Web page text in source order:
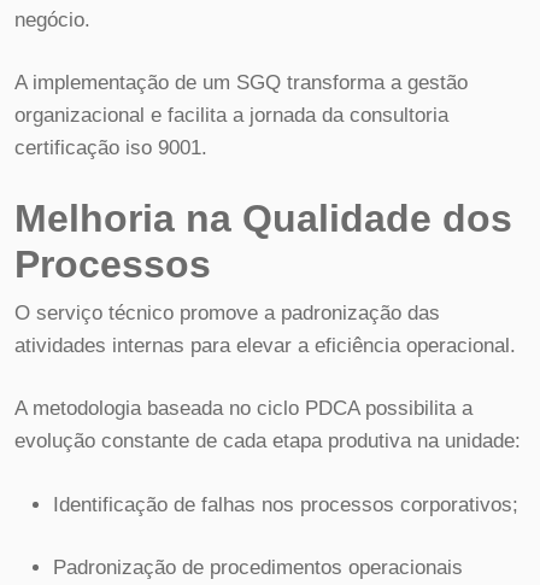
negócio.
A implementação de um SGQ transforma a gestão
organizacional e facilita a jornada da consultoria
certificação iso 9001.
Melhoria na Qualidade dos
Processos
O serviço técnico promove a padronização das
atividades internas para elevar a eficiência operacional.
A metodologia baseada no ciclo PDCA possibilita a
evolução constante de cada etapa produtiva na unidade:
Identificação de falhas nos processos corporativos;
Padronização de procedimentos operacionais